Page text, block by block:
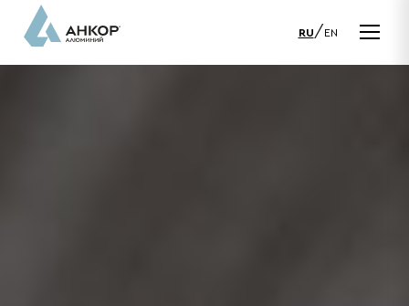
RU / EN